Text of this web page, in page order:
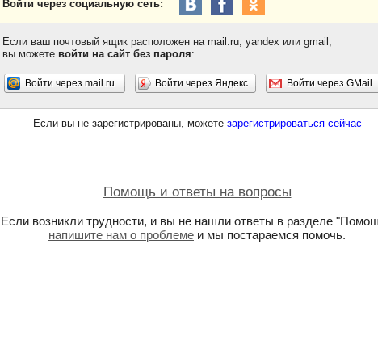
Войти через социальную сеть:
Если ваш почтовый ящик расположен на mail.ru, yandex или gmail,
вы можете войти на сайт без пароля:
Войти через mail.ru Войти через Яндекс Войти через GMail
Если вы не зарегистрированы, можете зарегистрироваться сейчас
Помощь и ответы на вопросы
Если возникли трудности, и вы не нашли ответы в разделе
напишите нам о проблеме и мы постараемся помочь.